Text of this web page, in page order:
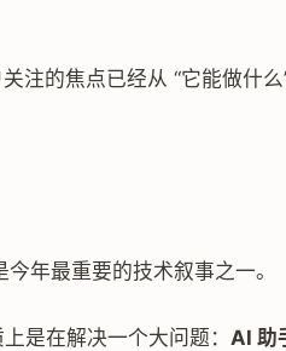
注的焦点已经从 “它能做什
今年最重要的技术叙事之一。
是在解决一个大问题： AI 助